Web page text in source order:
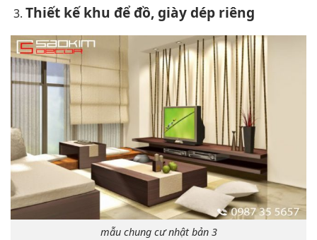
Thiết kế khu để đồ, giày dép riêng
mẫu chung cư nhật bản 3